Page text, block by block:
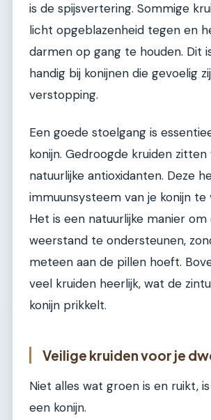
is de spijsvertering. Sommige
licht opgeblazenheid tegen en
darmen op gang te houden. Dit
handig bij konijnen die gevoelig
verstopping.
Een goede stoelgang is
konijn. Gedroogde kruiden
natuurlijke antioxidanten. Deze
immuunsysteem van je konijn te
Het is een natuurlijke manier om
weerstand te ondersteunen,
meteen aan de pillen hoeft.
veel kruiden heerlijk, wat de
konijn prikkelt.
Veilige kruiden voor je
Niet alles wat groen is en ruikt,
een konijn.